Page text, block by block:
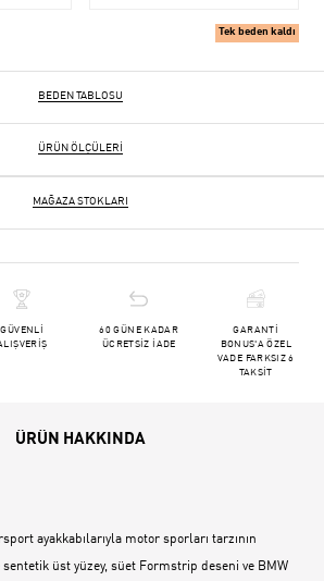
Tek beden kaldı
BEDEN TABLOSU
ÜRÜN ÖLÇÜLERI
MAĞAZA STOKLARI
GÜVENLİ
60 GÜNE KADAR
ÜCRETSİZ İADE
GARANTİ
BONUS'A ÖZEL
VADE FARKSIZ 6
TAKSİT
ÜRÜN HAKKINDA
ayakkabılarıyla motor sporları tarzının
sentetik üst yüzey, süet Formstrip deseni ve BMW